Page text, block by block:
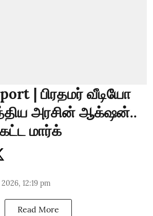
| பிரதமர் வீடியோ
அரசின் ஆக்‌ஷன்..
மார்க்
12:19 pm
Read More